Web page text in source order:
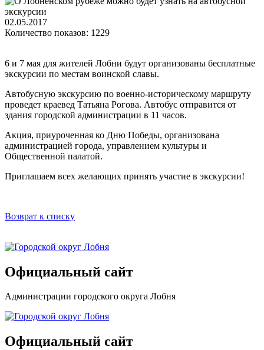
02.05.2017
Количество показов: 1229
6 и 7 мая для жителей Лобни будут организованы бесплатные
экскурсии по местам воинской славы.
Автобусную экскурсию по военно-историческому маршруту
проведет краевед Татьяна Рогова. Автобус отправится от
здания городской администрации в 11 часов.
Акция, приуроченная ко Дню Победы, организована
администрацией города, управлением культуры и
Общественной палатой.
Приглашаем всех желающих принять участие в экскурсии!
Возврат к списку
Официальный сайт
Администрации городского округа Лобня
Официальный сайт